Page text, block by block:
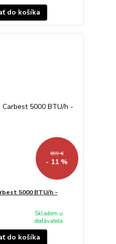
do košíka
699 €
- 11 %
5000 BTU/h -
Skladom u
dodávateľa
do košíka